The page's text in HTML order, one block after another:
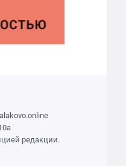
редакции.